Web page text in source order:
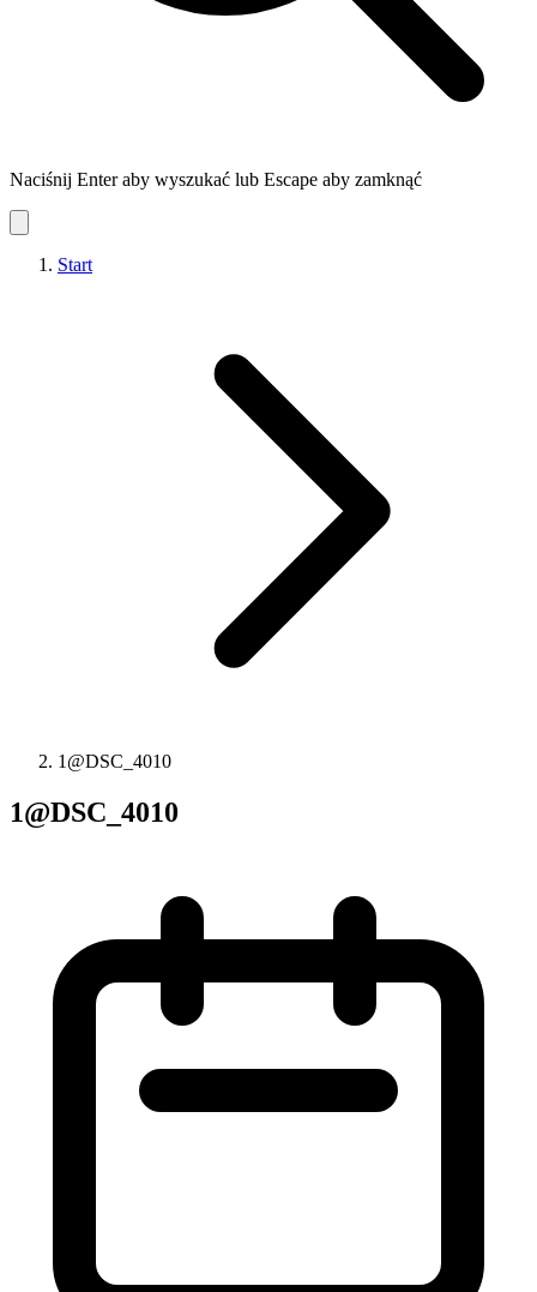
Naciśnij Enter aby wyszukać lub Escape aby zamknąć
Start
1@DSC_4010
1@DSC_4010